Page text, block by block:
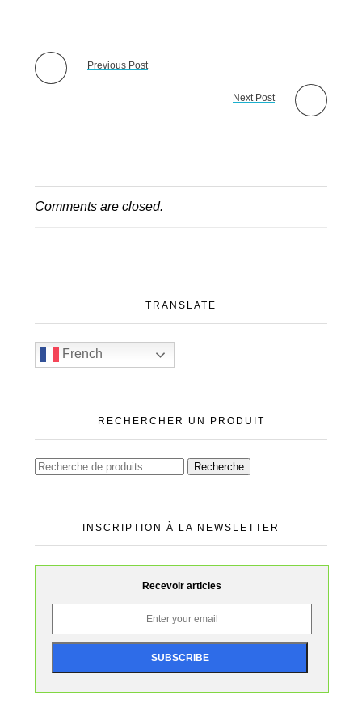
Previous Post
Next Post
Comments are closed.
TRANSLATE
French
RECHERCHER UN PRODUIT
Recherche
INSCRIPTION À LA NEWSLETTER
Recevoir articles